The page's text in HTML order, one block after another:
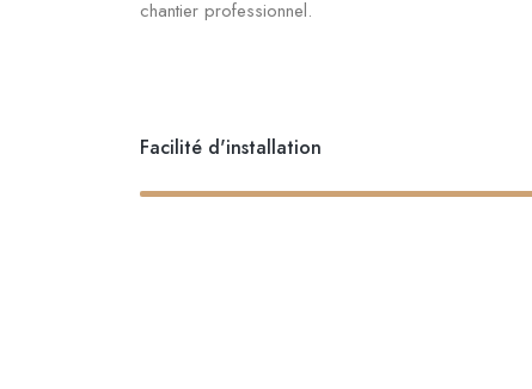
chantier professionnel.
Facilité d'installation